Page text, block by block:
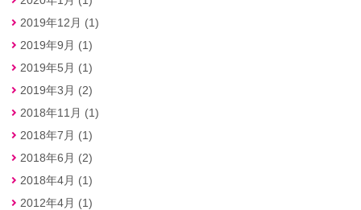
2019年12月 (1)
2019年9月 (1)
2019年5月 (1)
2019年3月 (2)
2018年11月 (1)
2018年7月 (1)
2018年6月 (2)
2018年4月 (1)
2012年4月 (1)